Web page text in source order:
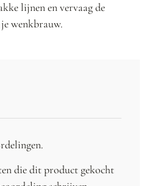
lijnen en vervaag de
wenkbrauw.
die dit product gekocht